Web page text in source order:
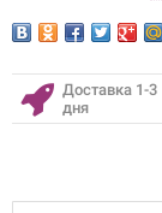
Доставка 1-3
дня